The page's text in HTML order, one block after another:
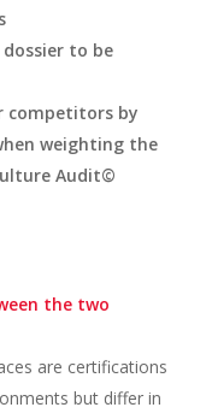
to be
competitors by
weighting the
Audit©
the two
are certifications
but differ in